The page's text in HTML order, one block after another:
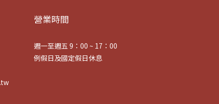
營業時間
週一至週五 9：00 ~ 17：00
例假日及國定假日休息